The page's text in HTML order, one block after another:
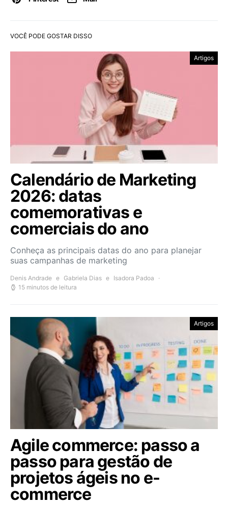
VOCÊ PODE GOSTAR DISSO
Artigos
Calendário de Marketing
2026: datas
comemorativas e
comerciais do ano
Conheça as principais datas do ano para planejar
suas campanhas de marketing
Denis Andrade e Gabriela Dias e Isadora Padoa
15 minutos de leitura
Artigos
Agile commerce: passo a
passo para gestão de
projetos ágeis no e-
commerce